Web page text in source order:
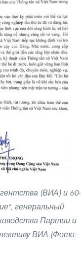
(ВИА) и 60-
генеральный
Партии и
ВИА.(Фото: